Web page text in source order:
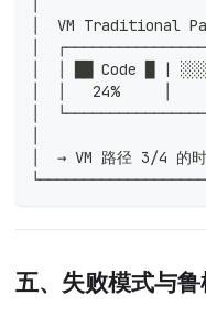
│  VM
│
│  │ ██ Code █ |
│  │   24%     │
│
│  → VM 路径 3/4 的
五、失败模式与